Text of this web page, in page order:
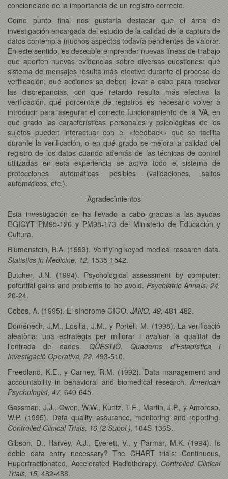
concienciado de la importancia de un registro correcto.
Como punto final nos gustaría destacar que el área de
investigación encargada del estudio de la calidad de la captura de
datos contempla muchos aspectos todavía pendientes de valorar.
En este sentido, es deseable emprender nuevas líneas de trabajo
que aporten nuevas evidencias sobre diversas cuestiones: qué
sistema de mensajes resulta más efectivo durante el proceso de
verificación, qué acciones se deben llevar a cabo para resolver
las discrepancias, con qué retardo resulta más efectiva la
verificación, qué porcentaje de registros es necesario volver a
introducir para asegurar el correcto funcionamiento de la VA, en
qué grado las características personales y psicológicas de los
sujetos pueden interactuar con el «feedback» que se facilita
durante la verificación, o en qué grado se mejora la calidad del
registro de los datos cuando además de las técnicas de control
utilizadas en esta experiencia se activa todo el sistema de
protecciones automáticas posibles (validaciones, saltos
automáticos, etc.).
Agradecimientos
Esta investigación se ha llevado a cabo gracias a las ayudas
DGICYT PM95-126 y PM98-173 del Ministerio de Educación y
Cultura.
Blumenstein, B.A. (1993). Verifiying keyed medical research data.
Statistics in Medicine, 12, 1535-1542.
Butcher, J.N. (1994). Psychological assessment by computer:
potential gains and problems to be avoid. Psychiatric Annals, 24,
20-24.
Cobos, A. (1995). El síndrome GIGO. JANO, 49, 481-482.
Doménech, J.M., Losilla, J.M., y Portell, M. (1998). La verificació
aleatòria: una estratègia per millorar i avaluar la qualitat de
l’entrada de dades. QÜESTIO. Quaderns d’Estadística i
Investigació Operativa, 22, 493-510.
Freedland, K.E., y Carney, R.M. (1992). Data management and
accountability in behavioral and biomedical research. American
Psychologist, 47, 640-645.
Gassman, J.J., Owen, W.W., Kuntz, T.E., Martin, J.P., y Amoroso,
W.P. (1995). Data quality assurance, monitoring and reporting.
Controlled Clinical Trials, 16 (2 Suppl.), 104S-136S.
Gibson, D., Harvey, A.J., Everett, V., y Parmar, M.K. (1994). Is
doble data entry necessary? The CHART trials: Continuous,
Huperfractionated, Accelerated Radiotherapy.Controlled Clinical
Trials, 15, 482-488.